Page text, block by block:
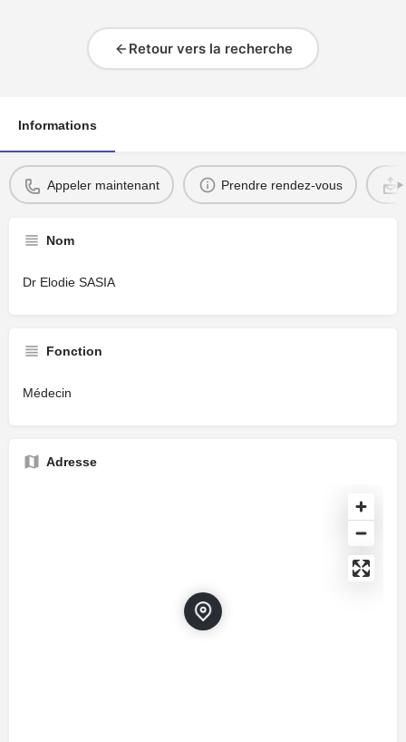
Retour vers la recherche
Informations
Appeler maintenant Prendre rendez-vous
Nom
Dr Elodie SASIA
Fonction
Médecin
Adresse